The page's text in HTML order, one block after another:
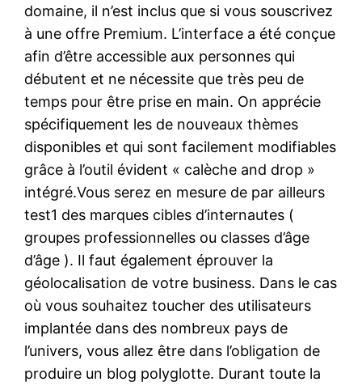
domaine, il n’est inclus que si vous souscrivez
à une offre Premium. L’interface a été conçue
afin d’être accessible aux personnes qui
débutent et ne nécessite que très peu de
temps pour être prise en main. On apprécie
spécifiquement les de nouveaux thèmes
disponibles et qui sont facilement modifiables
grâce à l’outil évident « calèche and drop »
intégré.Vous serez en mesure de par ailleurs
test1 des marques cibles d’internautes (
groupes professionnelles ou classes d’âge
d’âge ). Il faut également éprouver la
géolocalisation de votre business. Dans le cas
où vous souhaitez toucher des utilisateurs
implantée dans des nombreux pays de
l’univers, vous allez être dans l’obligation de
produire un blog polyglotte. Durant toute la